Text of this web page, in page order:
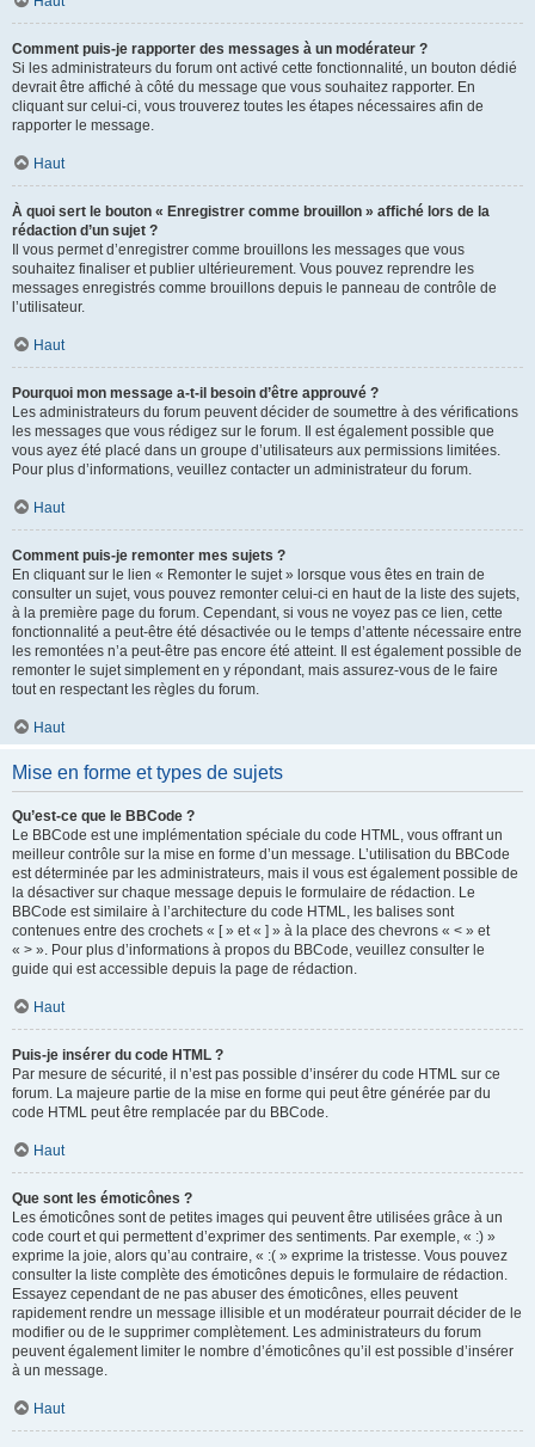
Comment puis-je rapporter des messages à un modérateur ?
Si les administrateurs du forum ont activé cette fonctionnalité, un bouton dédié
devrait être affiché à côté du message que vous souhaitez rapporter. En
cliquant sur celui-ci, vous trouverez toutes les étapes nécessaires afin de
rapporter le message.
Haut
À quoi sert le bouton « Enregistrer comme brouillon » affiché lors de la
rédaction d’un sujet ?
Il vous permet d’enregistrer comme brouillons les messages que vous
souhaitez finaliser et publier ultérieurement. Vous pouvez reprendre les
messages enregistrés comme brouillons depuis le panneau de contrôle de
l’utilisateur.
Haut
Pourquoi mon message a-t-il besoin d’être approuvé ?
Les administrateurs du forum peuvent décider de soumettre à des vérifications
les messages que vous rédigez sur le forum. Il est également possible que
vous ayez été placé dans un groupe d’utilisateurs aux permissions limitées.
Pour plus d’informations, veuillez contacter un administrateur du forum.
Haut
Comment puis-je remonter mes sujets ?
En cliquant sur le lien « Remonter le sujet » lorsque vous êtes en train de
consulter un sujet, vous pouvez remonter celui-ci en haut de la liste des sujets,
à la première page du forum. Cependant, si vous ne voyez pas ce lien, cette
fonctionnalité a peut-être été désactivée ou le temps d’attente nécessaire entre
les remontées n’a peut-être pas encore été atteint. Il est également possible de
remonter le sujet simplement en y répondant, mais assurez-vous de le faire
tout en respectant les règles du forum.
Haut
Mise en forme et types de sujets
Qu’est-ce que le BBCode ?
Le BBCode est une implémentation spéciale du code HTML, vous offrant un
meilleur contrôle sur la mise en forme d’un message. L’utilisation du BBCode
est déterminée par les administrateurs, mais il vous est également possible de
la désactiver sur chaque message depuis le formulaire de rédaction. Le
BBCode est similaire à l’architecture du code HTML, les balises sont
contenues entre des crochets « [ » et « ] » à la place des chevrons « < » et
« > ». Pour plus d’informations à propos du BBCode, veuillez consulter le
guide qui est accessible depuis la page de rédaction.
Haut
Puis-je insérer du code HTML ?
Par mesure de sécurité, il n’est pas possible d’insérer du code HTML sur ce
forum. La majeure partie de la mise en forme qui peut être générée par du
code HTML peut être remplacée par du BBCode.
Haut
Que sont les émoticônes ?
Les émoticônes sont de petites images qui peuvent être utilisées grâce à un
code court et qui permettent d’exprimer des sentiments. Par exemple, « :) »
exprime la joie, alors qu’au contraire, « :( » exprime la tristesse. Vous pouvez
consulter la liste complète des émoticônes depuis le formulaire de rédaction.
Essayez cependant de ne pas abuser des émoticônes, elles peuvent
rapidement rendre un message illisible et un modérateur pourrait décider de le
modifier ou de le supprimer complètement. Les administrateurs du forum
peuvent également limiter le nombre d’émoticônes qu’il est possible d’insérer
à un message.
Haut